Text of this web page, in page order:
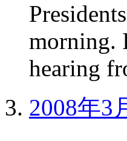
morning.
hearing
2008年3